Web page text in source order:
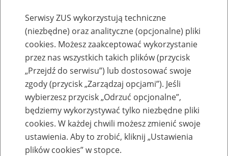
Szkolenia
Zaproś ZUS do siebie - zakładanie profili
eZUS w siedzibie Twojej firmy
Serwisy ZUS wykorzystują techniczne
(niezbędne) oraz analityczne (opcjonalne) pliki
cookies. Możesz zaakceptować wykorzystanie
przez nas wszystkich takich plików (przycisk
„Przejdź do serwisu”) lub dostosować swoje
zgody (przycisk „Zarządzaj opcjami”). Jeśli
wybierzesz przycisk „Odrzuć opcjonalne”,
będziemy wykorzystywać tylko niezbędne pliki
cookies. W każdej chwili możesz zmienić swoje
ustawienia. Aby to zrobić, kliknij „Ustawienia
plików cookies” w stopce.